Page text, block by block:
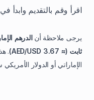
اقرأ وقم بالتقديم وابدأ
يرجى ملاحظة أن
ثابت (≈ 3.67 AED/USD)
.
الإماراتي أو الدولار